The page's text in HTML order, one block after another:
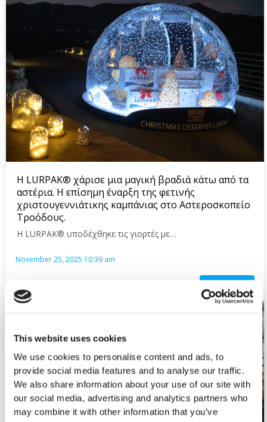
This website uses cookies
We use cookies to personalise content and ads, to
provide social media features and to analyse our traffic.
We also share information about your use of our site with
our social media, advertising and analytics partners who
may combine it with other information that you’ve
Η LURPAK® χάρισε μια μαγική βραδιά κάτω από τα
αστέρια. Η επίσημη έναρξη της φετινής
χριστουγεννιάτικης καμπάνιας στο Αστεροσκοπείο
Τροόδους.
Η LURPAK® υποδέχθηκε τις γιορτές με…
November 25, 2025 10:39 am
Read more